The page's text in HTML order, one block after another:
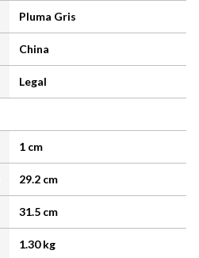
Pluma Gris
China
Legal
1 cm
29.2 cm
31.5 cm
1.30 kg